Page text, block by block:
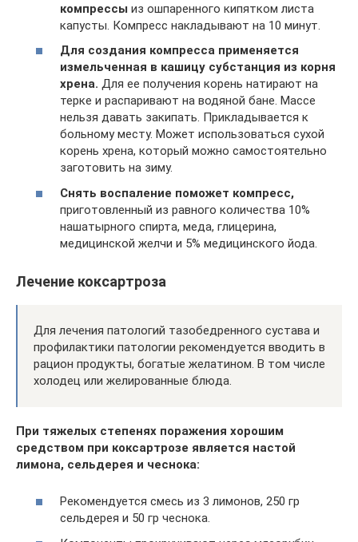
компрессы из ошпаренного кипятком листа
капусты. Компресс накладывают на 10 минут.
Для создания компресса применяется
измельченная в кашицу субстанция из корня
хрена. Для ее получения корень натирают на
терке и распаривают на водяной бане. Массе
нельзя давать закипать. Прикладывается к
больному месту. Может использоваться сухой
корень хрена, который можно самостоятельно
заготовить на зиму.
Снять воспаление поможет компресс,
приготовленный из равного количества 10%
нашатырного спирта, меда, глицерина,
медицинской желчи и 5% медицинского йода.
Лечение коксартроза
Для лечения патологий тазобедренного сустава и
профилактики патологии рекомендуется вводить в
рацион продукты, богатые желатином. В том числе
холодец или желированные блюда.
При тяжелых степенях поражения хорошим
средством при коксартрозе является настой
лимона, сельдерея и чеснока:
Рекомендуется смесь из 3 лимонов, 250 гр
сельдерея и 50 гр чеснока.